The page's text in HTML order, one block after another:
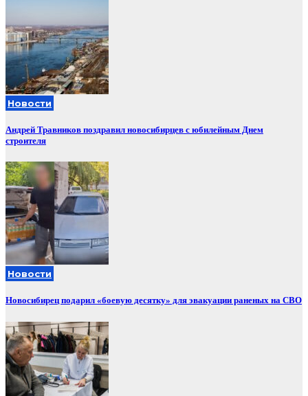
Новости
Андрей Травников поздравил новосибирцев с юбилейным Днем
строителя
Новости
Новосибирец подарил «боевую десятку» для эвакуации раненых на СВО